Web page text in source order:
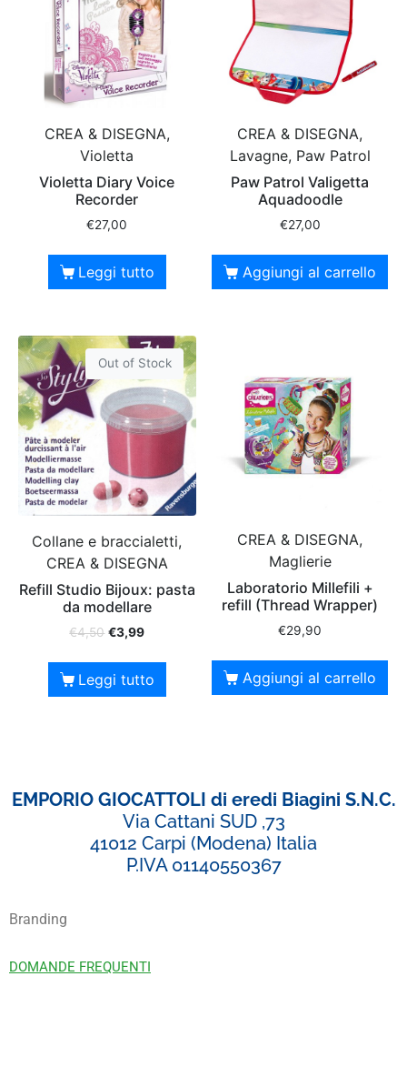
CREA & DISEGNA,
Violetta
Violetta Diary Voice
Recorder
€27,00
Leggi tutto
CREA & DISEGNA,
Lavagne, Paw Patrol
Paw Patrol Valigetta
Aquadoodle
€27,00
Aggiungi al carrello
Out of Stock
Collane e braccialetti,
CREA & DISEGNA
Refill Studio Bijoux: pasta
da modellare
€4,50 €3,99
Leggi tutto
CREA & DISEGNA,
Maglierie
Laboratorio Millefili +
refill (Thread Wrapper)
€29,90
Aggiungi al carrello
EMPORIO GIOCATTOLI di eredi Biagini S.N.C.
Via Cattani SUD ,73
41012 Carpi (Modena) Italia
P.IVA 01140550367
Branding
DOMANDE FREQUENTI